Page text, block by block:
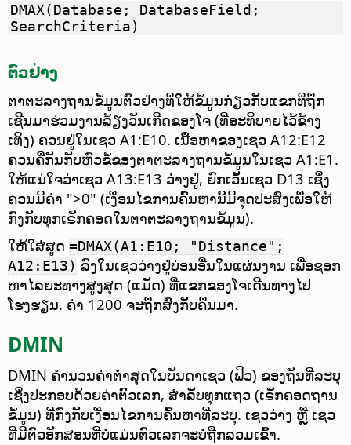
DMAX(Database; DatabaseField;
SearchCriteria)
ຕົວຢ່າງ
ຕາຕະລາງຖານຂໍ້ມູນຕົວຢ່າງທີ່ໃຫ້ຂໍ້ມູນກ່ຽວກັບແຂກທີ່ຖືກ
ເຊີນມາຮ່ວມງານລ້ຽງວັນເກີດຂອງໂຈ (ທີ່ອະທິບາຍໄວ້ຂ້າງ
ເທິງ) ຄວນຢູ່ໃນເຊວ A1:E10. ເນື້ອຫາຂອງເຊວ A12:E12
ຄວນຄືກັນກັບຫົວຂໍ້ຂອງຕາຕະລາງຖານຂໍ້ມູນໃນເຊວ A1:E1.
ໃຫ້ແນ່ໃຈວ່າເຊວ A13:E13 ວ່າງຢູ່, ຍົກເວັ້ນເຊວ D13 ເຊິ່ງ
ຄວນມີຄ່າ ">0" (ເງື່ອນໄຂການຄົ້ນຫານີ້ມີຈຸດປະສົງເພື່ອໃຫ້
ກົງກັບທຸກເຣັກຄອດໃນຕາຕະລາງຖານຂໍ້ມູນ).
ໃຫ້ໃສ່ສູດ =DMAX(A1:E10; "Distance";
A12:E13) ລົງໃນເຊວວ່າງຢູ່ບ່ອນອື່ນໃນແຜ່ນງານ ເພື່ອຊອກ
ຫາໄລຍະທາງສູງສຸດ (ແມັດ) ທີ່ແຂກຂອງໂຈເດີນທາງໄປ
ໂຮງຮຽນ. ຄ່າ 1200 ຈະຖືກສົ່ງກັບຄືນມາ.
DMIN
DMIN ຄຳນວນຄ່າຕ່ຳສຸດໃນບັນດາເຊວ (ຟິວ) ຂອງຖັນທີ່ລະບຸ
ເຊິ່ງປະກອບດ້ວຍຄ່າຕົວເລກ, ສຳລັບທຸກແຖວ (ເຣັກຄອດຖານ
ຂໍ້ມູນ) ທີ່ກົງກັບເງື່ອນໄຂການຄົ້ນຫາທີ່ລະບຸ. ເຊວວ່າງ ຫຼື ເຊວ
ທີ່ມີຕົວອັກສອນທີ່ບໍ່ແມ່ນຕົວເລກຈະບໍ່ຖືກລວມເຂົ້າ.